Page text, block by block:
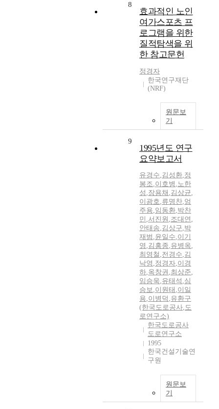
8
효과적인 노인
여가스포츠 프
로그램을 위한
질적탐색을 위
한 참고문헌
정경자
한국연구재단
(NRF)
원문보
기
9
1995년도 연구
요약보고서
유경수,김성환,정
봉조,이호병 ,노한
성 ,장용채 ,김상균,
이광호,류명찬,엄
주용,임동환,박찬
민 ,서진원 ,조대연 ,
안태송,김상구,박
재범 ,윤일수,이기
영 ,김홍종,유병옥,
최영철 ,전경수,김
낙영 ,정경자,이경
하,옥창권 ,최상준,
임승욱,유태석 ,심
승보,이원태 ,이일
용,이병덕 ,유환구
(한국도로공사,도
로연구소)
한국도로공사
도로연구소
1995
한국건설기술연
구원
원문보
기